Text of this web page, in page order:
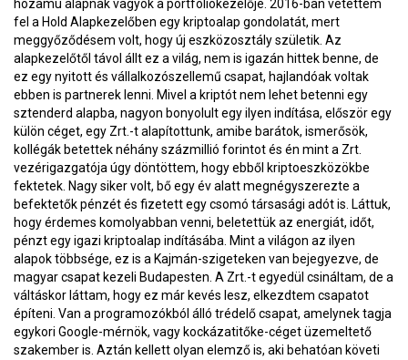
hozamú alapnak vagyok a portfóliókezelője. 2016-ban vetettem
fel a Hold Alapkezelőben egy kriptoalap gondolatát, mert
meggyőződésem volt, hogy új eszközosztály születik. Az
alapkezelőtől távol állt ez a világ, nem is igazán hittek benne, de
ez egy nyitott és vállalkozószellemű csapat, hajlandóak voltak
ebben is partnerek lenni. Mivel a kriptót nem lehet betenni egy
sztenderd alapba, nagyon bonyolult egy ilyen indítása, először egy
külön céget, egy Zrt.-t alapítottunk, amibe barátok, ismerősök,
kollégák betettek néhány százmillió forintot és én mint a Zrt.
vezérigazgatója úgy döntöttem, hogy ebből kriptoeszközökbe
fektetek. Nagy siker volt, bő egy év alatt megnégyszerezte a
befektetők pénzét és fizetett egy csomó társasági adót is. Láttuk,
hogy érdemes komolyabban venni, beletettük az energiát, időt,
pénzt egy igazi kriptoalap indításába. Mint a világon az ilyen
alapok többsége, ez is a Kajmán-szigeteken van bejegyezve, de
magyar csapat kezeli Budapesten. A Zrt.-t egyedül csináltam, de a
váltáskor láttam, hogy ez már kevés lesz, elkezdtem csapatot
építeni. Van a programozókból álló trédelő csapat, amelynek tagja
egykori Google-mérnök, vagy kockázatitőke-céget üzemeltető
szakember is. Aztán kellett olyan elemző is, aki behatóan követi